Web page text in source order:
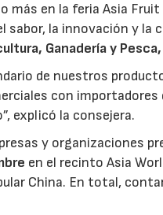
más en la feria Asia
sabor, la innovación y la
Ganadería y Pesca,
de nuestros
con
explicó la consejera.
y organizaciones
en el recinto Asia
China. En total,